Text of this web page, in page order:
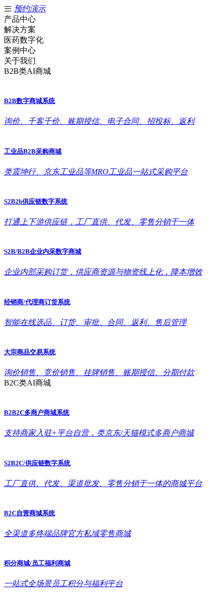
预约演示
产品中心
解决方案
医药数字化
案例中心
关于我们
B2B类AI商城
B2B数字商城系统
询价、千客千价、账期授信、电子合同、招投标、返利
工业品B2B采购商城
类震坤行、京东工业品等MRO工业品一站式采购平台
S2B2b供应链数字系统
打通上下游供应链，工厂直供、代发、零售分销于一体
S2B/B2B企业内采数字商城
企业内部采购订货，供应商资源与物资线上化，降本增效
经销商/代理商订货系统
智能在线选品、订货、审批、合同、返利、售后管理
大宗商品交易系统
询价销售、竞价销售、挂牌销售、账期授信、分期付款
B2C类AI商城
B2B2C多商户商城系统
支持商家入驻+平台自营，类京东/天猫模式多商户商城
S2B2C/供应链数字系统
工厂直供、代发、渠道批发、零售分销于一体的商城平台
B2C自营商城系统
全渠道多终端品牌官方私域零售商城
积分商城/员工福利商城
一站式全场景员工积分与福利平台